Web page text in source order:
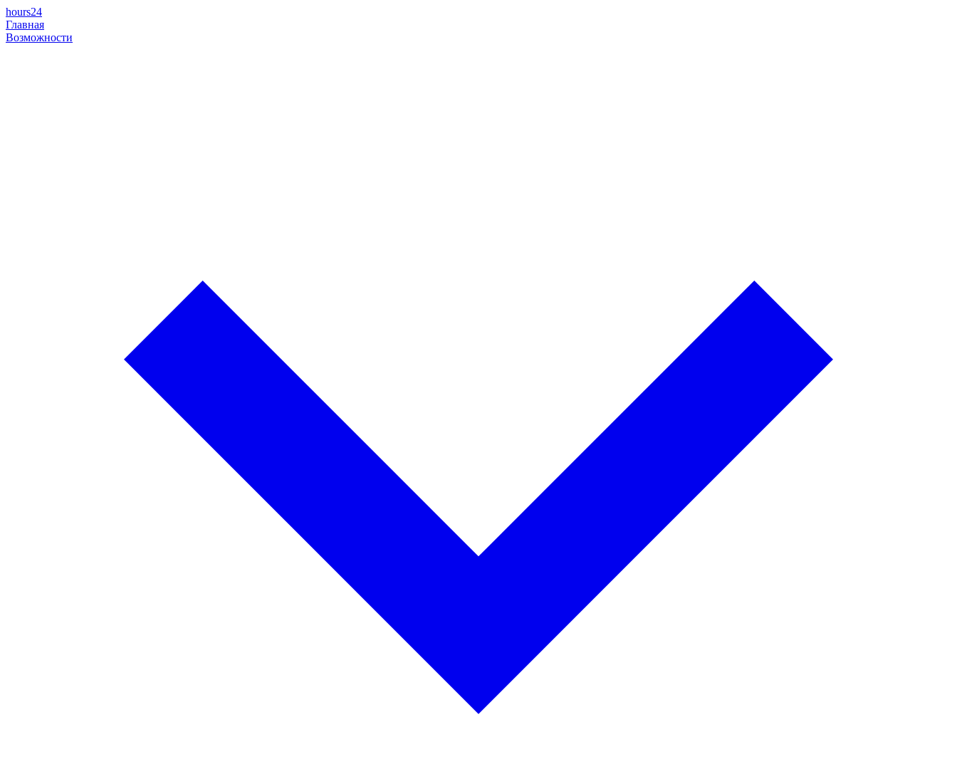
hours24
Главная
Возможности